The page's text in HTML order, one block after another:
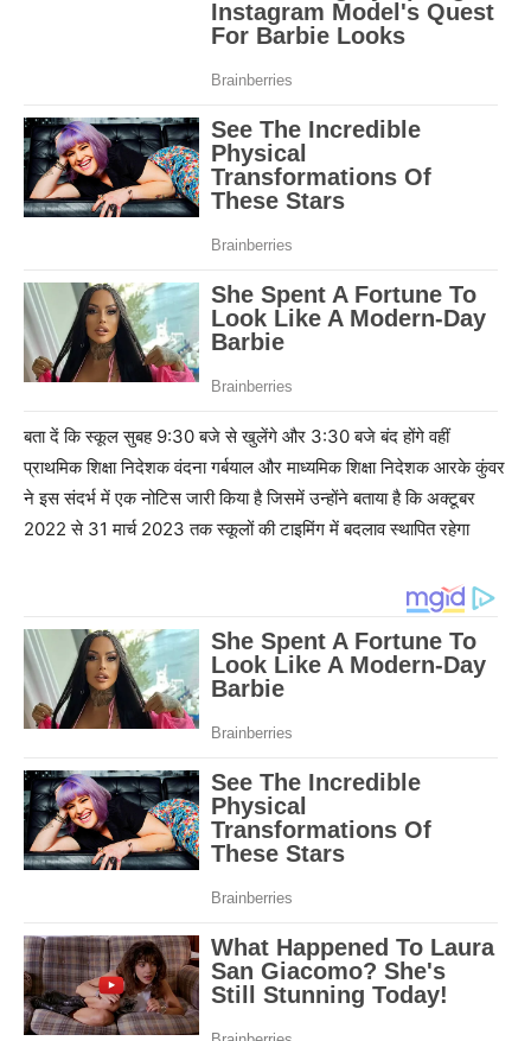
बता दें कि स्कूल सुबह 9:30 बजे से खुलेंगे और 3:30 बजे बंद होंगे वहीं
प्राथमिक शिक्षा निदेशक वंदना गर्बयाल और माध्यमिक शिक्षा निदेशक आरके कुंवर
ने इस संदर्भ में एक नोटिस जारी किया है जिसमें उन्होंने बताया है कि अक्टूबर
2022 से 31 मार्च 2023 तक स्कूलों की टाइमिंग में बदलाव स्थापित रहेगा